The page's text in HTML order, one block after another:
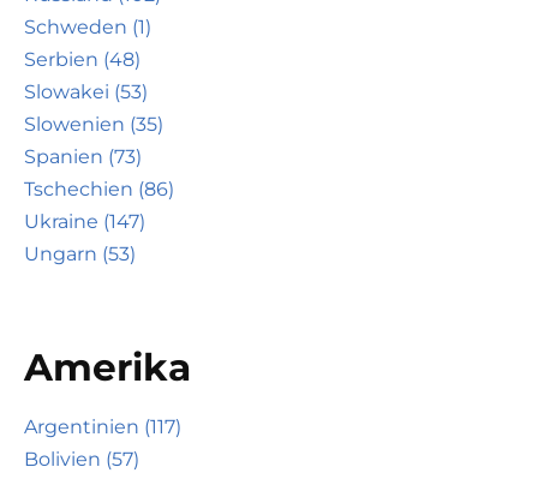
Schweden (1)
Serbien (48)
Slowakei (53)
Slowenien (35)
Spanien (73)
Tschechien (86)
Ukraine (147)
Ungarn (53)
Amerika
Argentinien (117)
Bolivien (57)